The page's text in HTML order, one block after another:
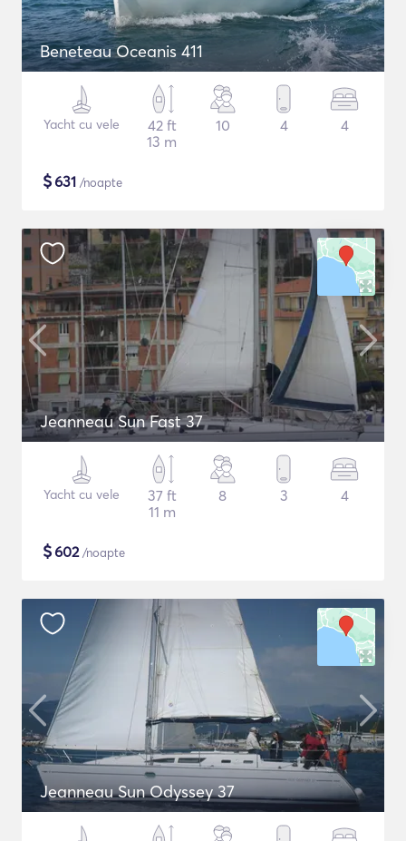
Beneteau Oceanis 411
Yacht cu vele
42 ft
13 m
10 4 4
$631 /noapte
Jeanneau Sun Fast 37
Yacht cu vele
37 ft
11 m
8 3 4
$602/noapte
Jeanneau Sun Odyssey 37